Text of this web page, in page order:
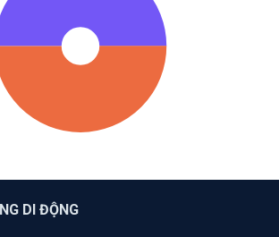
DI ĐỘNG